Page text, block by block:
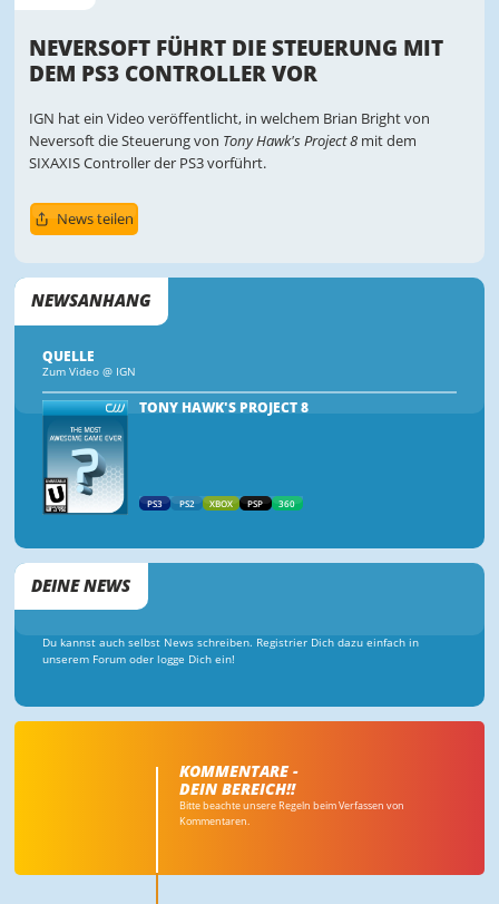
NEVERSOFT FÜHRT DIE STEUERUNG MIT
DEM PS3 CONTROLLER VOR
IGN hat ein Video veröffentlicht, in welchem Brian Bright von
Neversoft die Steuerung von Tony Hawk's Project 8mit dem
SIXAXIS Controller der PS3 vorführt.
News teilen
NEWSANHANG
QUELLE
Zum Video @ IGN
TONY HAWK'S PROJECT 8
PS3 PS2 XBOX PSP 360
DEINE NEWS
Du kannst auch selbst News schreiben. Registrier Dich dazu einfach in
unserem Forum oder logge Dich ein!
KOMMENTARE -
DEIN BEREICH!!
Bitte beachte unsere Regeln beim Verfassen von
Kommentaren.